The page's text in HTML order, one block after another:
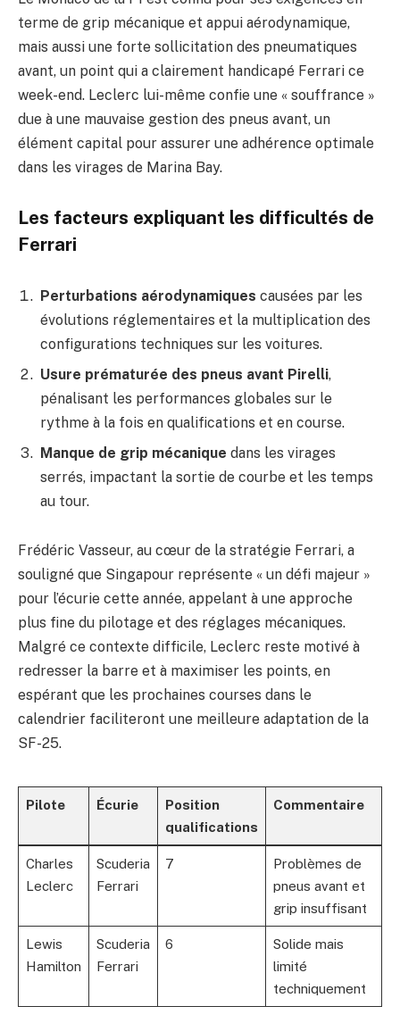
terme de grip mécanique et appui aérodynamique,
mais aussi une forte sollicitation des pneumatiques
avant, un point qui a clairement handicapé Ferrari ce
week-end. Leclerc lui-même confie une « souffrance »
due à une mauvaise gestion des pneus avant, un
élément capital pour assurer une adhérence optimale
dans les virages de Marina Bay.
Les facteurs expliquant les difficultés de
Ferrari
Perturbations aérodynamiques causées par les
évolutions réglementaires et la multiplication des
configurations techniques sur les voitures.
Usure prématurée des pneus avant Pirelli,
pénalisant les performances globales sur le
rythme à la fois en qualifications et en course.
Manque de grip mécanique dans les virages
serrés, impactant la sortie de courbe et les temps
au tour.
Frédéric Vasseur, au cœur de la stratégie Ferrari, a
souligné que Singapour représente « un défi majeur »
pour l’écurie cette année, appelant à une approche
plus fine du pilotage et des réglages mécaniques.
Malgré ce contexte difficile, Leclerc reste motivé à
redresser la barre et à maximiser les points, en
espérant que les prochaines courses dans le
calendrier faciliteront une meilleure adaptation de la
SF-25.
Pilote Écurie
Position
qualifications
Commentaire
Charles
Leclerc
Scuderia
Ferrari
7
Problèmes de
pneus avant et
grip insuffisant
Lewis
Hamilton
Scuderia
Ferrari
6
Solide mais
limité
techniquement